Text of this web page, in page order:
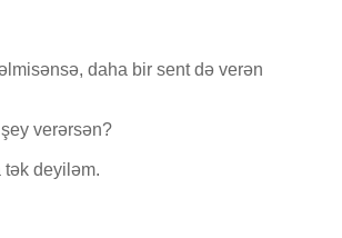
daha bir sent də verən
verərsən?
tək deyiləm.